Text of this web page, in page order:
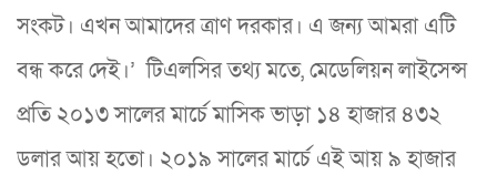
সংকট। এখন আমাদের ত্রাণ দরকার। এ জন্য আমরা এটি
বন্ধ করে দেই।’ টিএলসির তথ্য মতে, মেডেলিয়ন লাইসেন্স
প্রতি ২০১৩ সালের মার্চে মাসিক ভাড়া ১৪ হাজার ৪৩২
ডলার আয় হতো। ২০১৯ সালের মার্চে এই আয় ৯ হাজার